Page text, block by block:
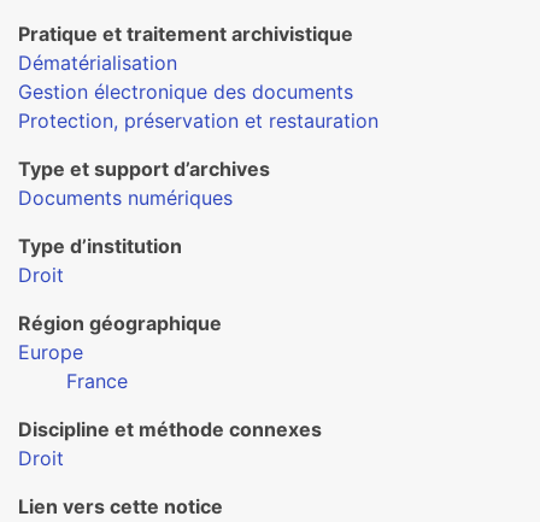
Pratique et traitement archivistique
Dématérialisation
Gestion électronique des documents
Protection, préservation et restauration
Type et support d’archives
Documents numériques
Type d’institution
Droit
Région géographique
Europe
France
Discipline et méthode connexes
Droit
Lien vers cette notice